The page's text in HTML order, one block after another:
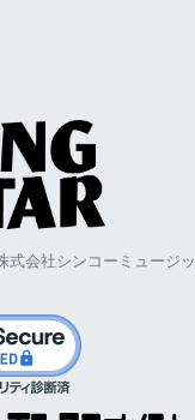
会社シンコーミュージ